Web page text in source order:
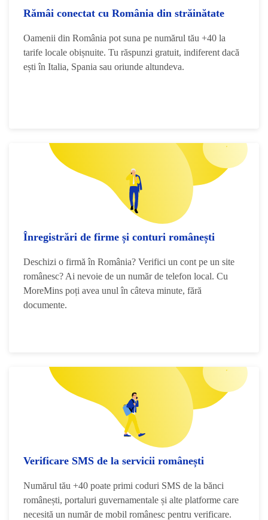
Rămâi conectat cu România din străinătate
Oamenii din România pot suna pe numărul tău +40 la
tarife locale obișnuite. Tu răspunzi gratuit, indiferent dacă
ești în Italia, Spania sau oriunde altundeva.
Înregistrări de firme și conturi românești
Deschizi o firmă în România? Verifici un cont pe un site
românesc? Ai nevoie de un număr de telefon local. Cu
MoreMins poți avea unul în câteva minute, fără
documente.
Verificare SMS de la servicii românești
Numărul tău +40 poate primi coduri SMS de la bănci
românești, portaluri guvernamentale și alte platforme care
necesită un număr de mobil românesc pentru verificare.